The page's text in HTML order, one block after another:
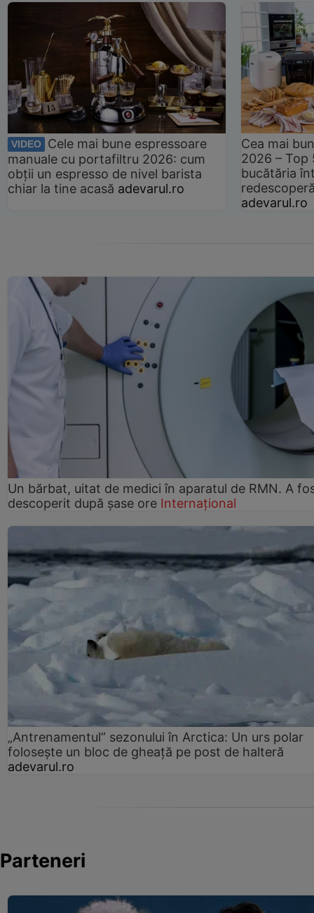
VIDEO
Cele mai bune espressoare
manuale cu portafiltru 2026: cum
obții un espresso de nivel barista
chiar la tine acasă adevarul.ro
Cea mai
2026 –
bucătăria
adevarul.ro
Un bărbat, uitat de medici în aparatul de RMN. A
descoperit după șase ore Internațional
„Antrenamentul” sezonului în Arctica: Un urs polar
folosește un bloc de gheață pe post de halteră
adevarul.ro
Parteneri